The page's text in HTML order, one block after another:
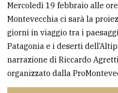
pubblicità
CERCA
Cerca
per
Mercoledì 19 febbraio alle
Montevecchia ci sarà la
giorni in viaggio tra i
Patagonia e i deserti
narrazione di Riccardo
organizzato dalla